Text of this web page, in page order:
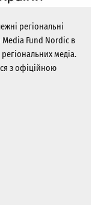
регіональні
Media Fund Nordic в
медіа.
з офіційною